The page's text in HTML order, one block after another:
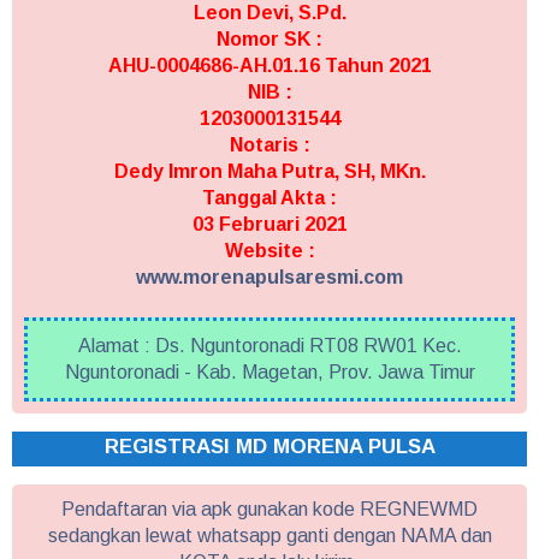
Leon Devi, S.Pd.
Nomor SK :
AHU-0004686-AH.01.16 Tahun 2021
NIB :
1203000131544
Notaris :
Dedy Imron Maha Putra, SH, MKn.
Tanggal Akta :
03 Februari 2021
Website :
www.morenapulsaresmi.com
Alamat : Ds. Nguntoronadi RT08 RW01 Kec.
Nguntoronadi - Kab. Magetan, Prov. Jawa Timur
REGISTRASI MD MORENA PULSA
Pendaftaran via apk gunakan kode REGNEWMD
sedangkan lewat whatsapp ganti dengan NAMA dan